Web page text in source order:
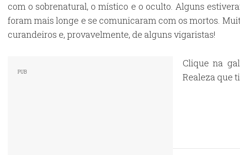
com o sobrenatural, o místico e o oculto. Alguns
foram mais longe e se comunicaram com os mortos.
curandeiros e, provavelmente, de alguns vigaristas!
Clique na
Realeza que